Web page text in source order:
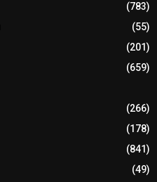
(783)
(55)
(201)
(659)
(266)
(178)
(841)
(49)